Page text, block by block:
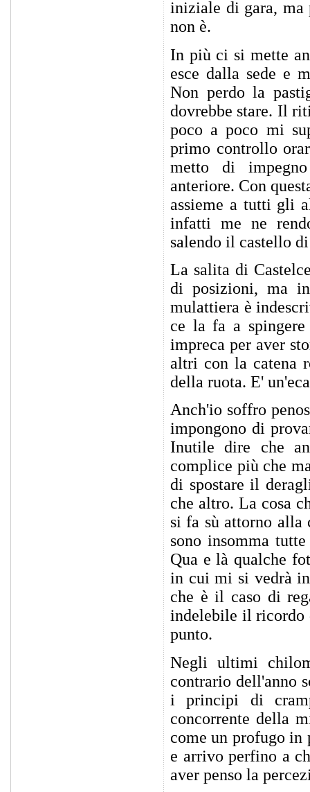
iniziale di gara, ma
non è.
In più ci si mette
esce dalla sede e
Non perdo la
dovrebbe stare. Il
poco a poco mi
primo controllo
metto di
anteriore. Con
assieme a tutti gli
infatti me ne
salendo il castello
La salita di
di posizioni, ma
mulattiera è
ce la fa a
impreca per aver
altri con la catena
della ruota. E'
Anch'io soffro
impongono di
Inutile dire che
complice più che
di spostare il
che altro. La cosa
si fa sù attorno alla
sono insomma
Qua e là qualche
in cui mi si vedrà
che è il caso di
indelebile il ricordo
punto.
Negli ultimi
contrario dell'anno
i principi di
concorrente della
come un profugo in
e arrivo perfino a
aver penso la